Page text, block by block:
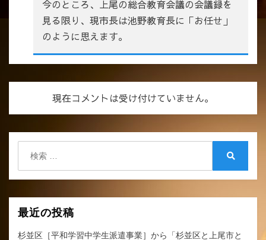
今のところ、上尾の総合教育会議の会議録を
見る限り、現市長は池野教育長に「お任せ」
のように思えます。
現在コメントは受け付けていません。
最近の投稿
杉並区［平和学習中学生派遣事業］から「杉並区と上尾市と